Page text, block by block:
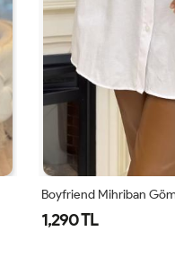
Anna Gömlek Beyaz
990 TL